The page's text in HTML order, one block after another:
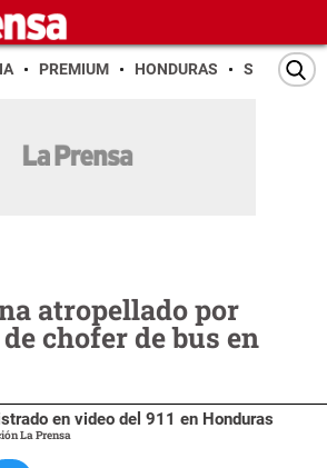
PREMIUM HONDURAS SAN PEDRO
atropellado por
chofer de bus en
en video del 911 en Honduras
La Prensa